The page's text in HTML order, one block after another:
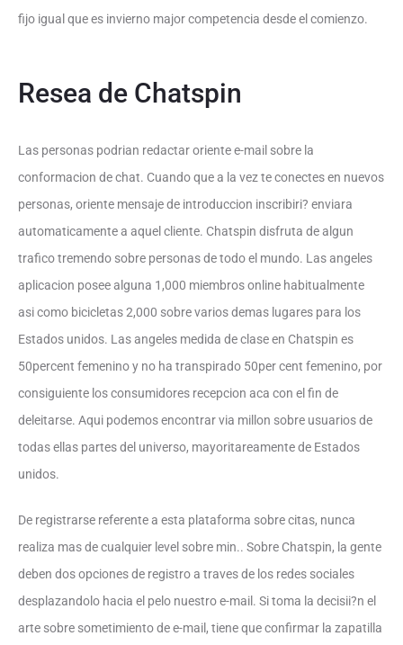
fijo igual que es invierno major competencia desde el comienzo.
Resea de Chatspin
Las personas podrian redactar oriente e-mail sobre la
conformacion de chat. Cuando que a la vez te conectes en nuevos
personas, oriente mensaje de introduccion inscribiri? enviara
automaticamente a aquel cliente. Chatspin disfruta de algun
trafico tremendo sobre personas de todo el mundo. Las angeles
aplicacion posee alguna 1,000 miembros online habitualmente
asi­ como bicicletas 2,000 sobre varios demas lugares para los
Estados unidos. Las angeles medida de clase en Chatspin es
50percent femenino y no ha transpirado 50per cent femenino, por
consiguiente los consumidores recepcion aca con el fin de
deleitarse. Aqui podemos encontrar vi­a millon sobre usuarios de
todas ellas partes del universo, mayoritareamente de Estados
unidos.
De registrarse referente a esta plataforma sobre citas, nunca
realiza mas de cualquier level sobre min.. Sobre Chatspin, la gente
deben dos opciones de registro a traves de los redes sociales
desplazandolo hacia el pelo nuestro e-mail. Si toma la decisii?n el
arte sobre sometimiento de e-mail, tiene que confirmar la zapatilla